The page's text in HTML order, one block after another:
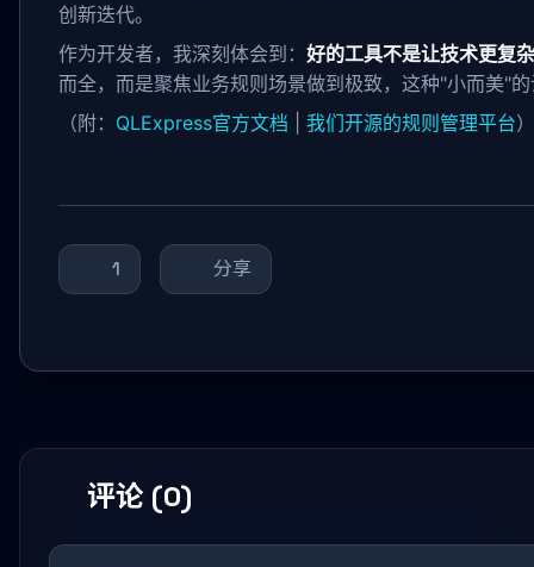
创新迭代。
作为开发者，我深刻体会到： 好的工具不是让技术更复
而全，而是聚焦业务规则场景做到极致，这种"小而美"
（附： QLExpress官方文档 我们开源的规则管理平台）
1 分享
评论 (0)